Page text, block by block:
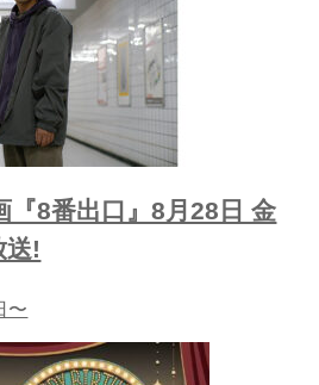
『8番出口』8月28日 金
送!
〜